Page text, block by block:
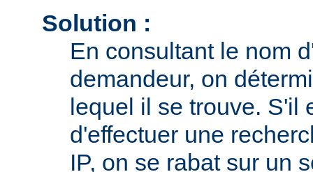
Solution :
En consultant le nom
demandeur, on
lequel il se trouve. S'il
d'effectuer une
IP, on se rabat sur un